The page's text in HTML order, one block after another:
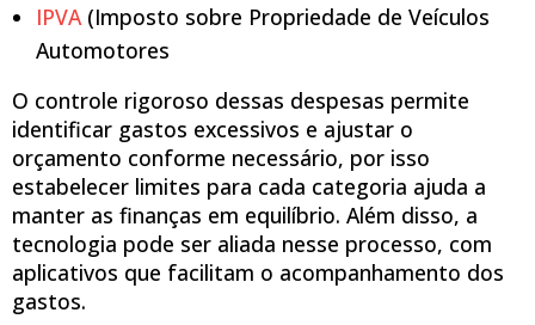
IPVA(Imposto sobre Propriedade de Veículos
Automotores
O controle rigoroso dessas despesas permite
identificar gastos excessivos e ajustar o
orçamento conforme necessário, por isso
estabelecer limites para cada categoria ajuda a
manter as finanças em equilíbrio. Além disso, a
tecnologia pode ser aliada nesse processo, com
aplicativos que facilitam o acompanhamento dos
gastos.